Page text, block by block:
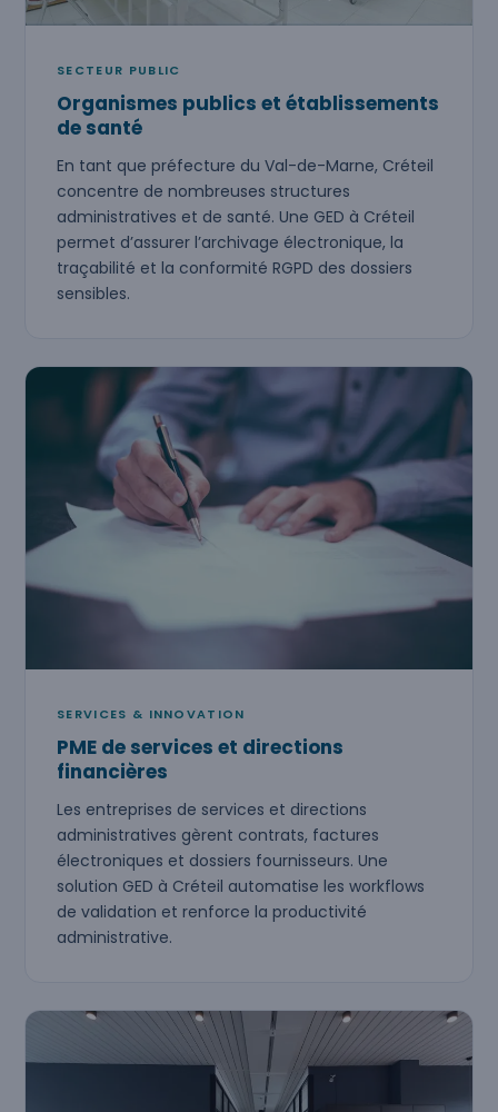
SECTEUR PUBLIC
Organismes publics et établissements
de santé
En tant que préfecture du Val-de-Marne, Créteil
concentre de nombreuses structures
administratives et de santé. Une GED à Créteil
permet d’assurer l’archivage électronique, la
traçabilité et la conformité RGPD des dossiers
sensibles.
SERVICES & INNOVATION
PME de services et directions
financières
Les entreprises de services et directions
administratives gèrent contrats, factures
électroniques et dossiers fournisseurs. Une
solution GED à Créteil automatise les workflows
de validation et renforce la productivité
administrative.